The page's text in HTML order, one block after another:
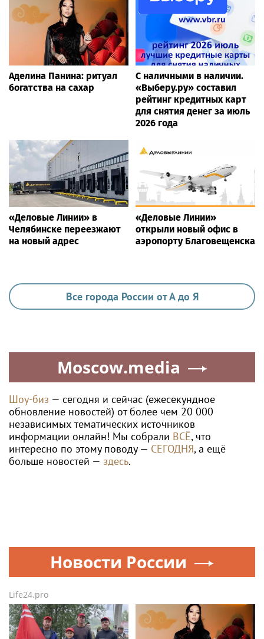
Аделина Панина: ритуал
богатства на сахар
С наличными в наличии.
«Выберу.ру» составил
рейтинг кредитных карт
для снятия денег за июль
2026 года
«Деловые Линии» в
Челябинске переезжают
на новый адрес
«Деловые Линии»
открыли новый офис в
аэропорту Благовещенска
Все города России от А до Я
Moscow.media
Шоу-биз — сегодня и сейчас (ежесекундное
обновление новостей) от более чем 20 000
независимых тематических источников
информации онлайн! Мы собрали ВСЁ, что
интересно по этому поводу — СЕГОДНЯ, а ещё
больше новостей — здесь.
Новости России
Life24.pro